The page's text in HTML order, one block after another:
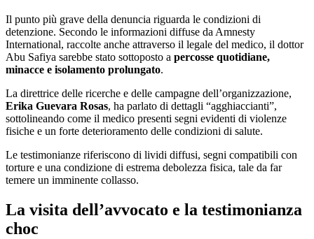
Il punto più grave della denuncia riguarda le condizioni di
detenzione. Secondo le informazioni diffuse da Amnesty
International, raccolte anche attraverso il legale del medico, il dottor
Abu Safiya sarebbe stato sottoposto a percosse quotidiane,
minacce e isolamento prolungato.
La direttrice delle ricerche e delle campagne dell’organizzazione,
Erika Guevara Rosas, ha parlato di dettagli “agghiaccianti”,
sottolineando come il medico presenti segni evidenti di violenze
fisiche e un forte deterioramento delle condizioni di salute.
Le testimonianze riferiscono di lividi diffusi, segni compatibili con
torture e una condizione di estrema debolezza fisica, tale da far
temere un imminente collasso.
La visita dell’avvocato e la testimonianza
choc